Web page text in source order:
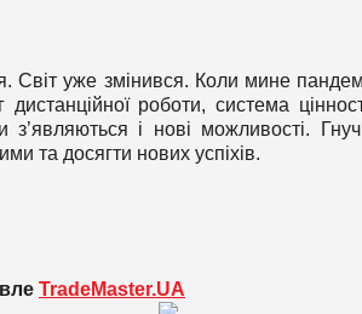
Світ уже змінився. Коли мине
роботи, система
і нові можливості.
та досягти нових успіхів.
TradeMaster.UA